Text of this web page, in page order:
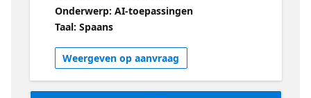
optimicen la interacción y aumenten la
productividad en tus proyectos, todo de una
manera sencilla y accesible. Crear un
copiloto inicial con Microsoft Copilot Studio
Onderwerp: AI-toepassingen
Taal: Spaans
Weergeven op aanvraag